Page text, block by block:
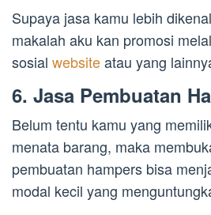
Supaya jasa kamu lebih
makalah aku kan promosi
sosial websiteatau yang
6. Jasa Pembuatan
Belum tentu kamu yang
menata barang, maka
pembuatan hampers bisa
modal kecil yang